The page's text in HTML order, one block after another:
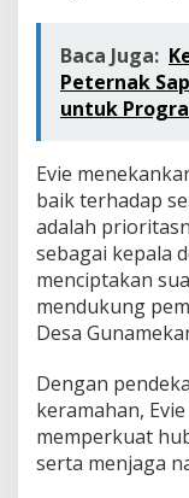
Baca Juga:
Peternak
untuk
Evie
baik terhadap
adalah
sebagai kepala
menciptakan
mendukung
Desa
Dengan
keramahan,
memperkuat
serta menjaga